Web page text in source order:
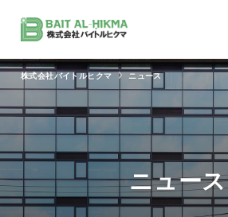
株式会社バイトルヒクマ ニュース
ニュース